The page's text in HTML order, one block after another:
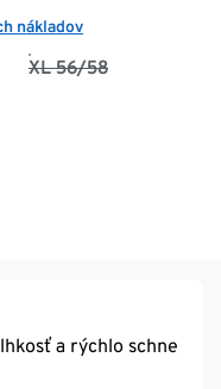
nákladov
XL 56/58
a rýchlo schne